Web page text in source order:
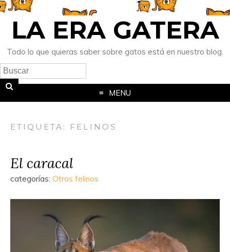
LA ERA GATERA
Todo lo que quieras saber sobre gatos está en nuestro blog.
MENU
ETIQUETA: FELINOS
El caracal
categorías: Otros felinos